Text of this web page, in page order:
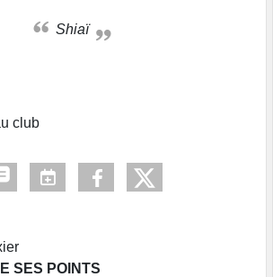
Shiaï
club
SES POINTS